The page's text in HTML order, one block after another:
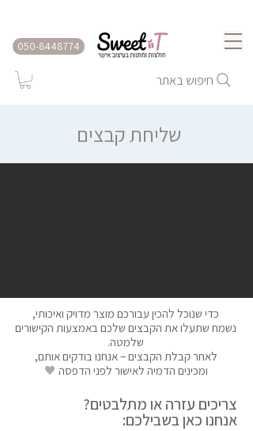
חיפוש באתר
050-8448774
שליחת קבצים
כדי שנוכל להכין עבורכם מוצר מדויק ואיכותי,
נשמח שתעלו את הקבצים שלכם באמצעות הקישורים
שלמטה.
לאחר קבלת הקבצים – אנחנו בודקים אותם,
ומכינים הדמיה לאישור לפני הדפסה 🖤
צריכים עזרה או מתלבטים?
אנחנו כאן בשבילכם: